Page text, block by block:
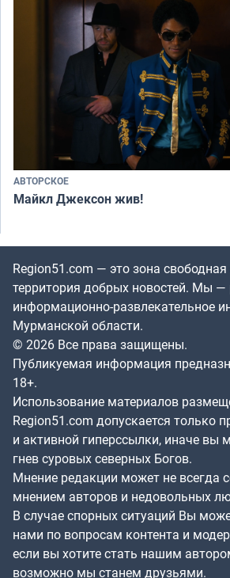
АВТОРСКОЕ
Майкл Джексон жив!
Region51.com — это зона
территория добрых новостей. Мы —
информационно-развлекательное
Мурманской области.
© 2026 Все права защищены.
Публикуемая информация
18+.
Использование материалов
Region51.com допускается только
и активной гиперссылки, иначе вы
гнев суровых северных Богов.
Мнение редакции может не всегда
мнением авторов и недовольных
В случае спорных ситуаций Вы
нами по вопросам контента и
если вы хотите стать нашим
возможно мы станем друзьями.